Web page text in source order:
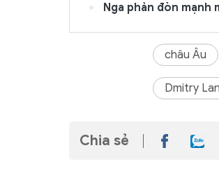
Nga phản đòn mạnh
châu Âu
Dmitry
Chia sẻ